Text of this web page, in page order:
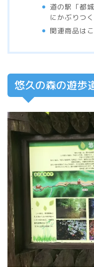
道の駅「都
にかぶりつく
関連商品は
悠久の森の遊歩